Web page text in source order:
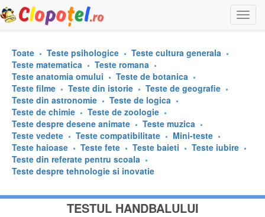
Toate Teste psihologice
Teste cultura generala
Teste matematica
Teste romana
Teste anatomia omului
Teste de botanica
Teste filme
Teste din istorie
Teste de geografie
Teste din astronomie
Teste de logica
Teste de chimie
Teste de zoologie
Teste despre desene animate
Teste muzica
Teste vedete
Teste compatibilitate
Mini-teste
Teste haioase
Teste fete Teste baieti
Teste iubire
Teste din referate pentru scoala
Teste despre tehnologie si inovatie
TESTUL HANDBALULUI